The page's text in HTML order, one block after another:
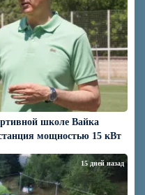
школе Вайка
мощностью 15 кВт
15 дней назад